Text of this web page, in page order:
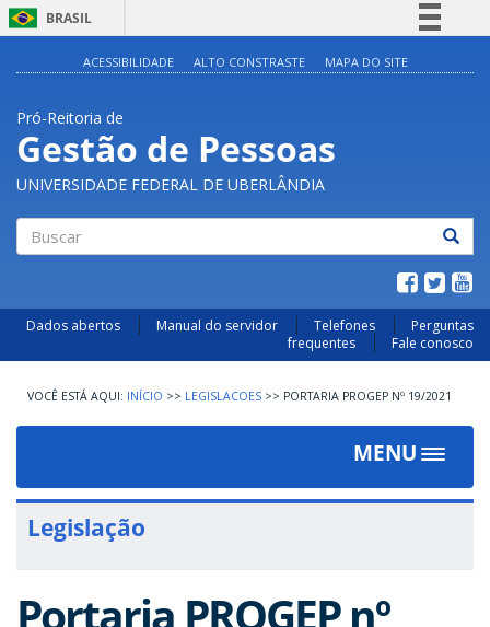
BRASIL
Acesso à informação
Legislação
Canais
ACESSIBILIDADE ALTO CONSTRASTE MAPA DO SITE
Pró-Reitoria de
Gestão de Pessoas
UNIVERSIDADE FEDERAL DE UBERLÂNDIA
Dados abertos Manual do servidor Telefones
Perguntas
frequentes
Fale conosco
INÍCIO >> LEGISLACOES >> PORTARIA PROGEP Nº 19/2021
MENU
Toggle
Legislação
Portaria PROGEP nº